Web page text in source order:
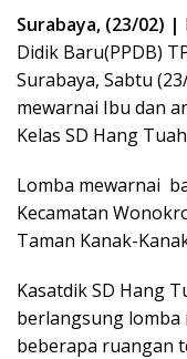
Surabaya, (23/02) |
Didik Baru(PPDB)
Surabaya, Sabtu
mewarnai Ibu dan
Kelas SD Hang
Lomba mewarnai
Kecamatan
Taman Kanak-
Kasatdik SD Hang
berlangsung
beberapa ruangan